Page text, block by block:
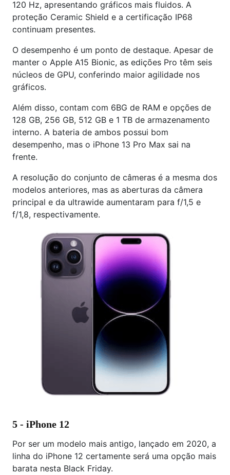
120 Hz, apresentando gráficos mais fluidos. A
proteção Ceramic Shield e a certificação IP68
continuam presentes.
O desempenho é um ponto de destaque. Apesar de
manter o Apple A15 Bionic, as edições Pro têm seis
núcleos de GPU, conferindo maior agilidade nos
gráficos.
Além disso, contam com 6BG de RAM e opções de
128 GB, 256 GB, 512 GB e 1 TB de armazenamento
interno. A bateria de ambos possui bom
desempenho, mas o iPhone 13 Pro Max sai na
frente.
A resolução do conjunto de câmeras é a mesma dos
modelos anteriores, mas as aberturas da câmera
principal e da ultrawide aumentaram para f/1,5 e
f/1,8, respectivamente.
5 - iPhone 12
Por ser um modelo mais antigo, lançado em 2020, a
linha do iPhone 12 certamente será uma opção mais
barata nesta Black Friday.